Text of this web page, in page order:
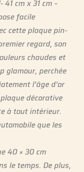
cm x 31 cm –
facile
cette plaque pin-
regard, son
chaudes et
glamour, perchée
l’âge d’or
décorative
à tout intérieur.
que les
40 × 30 cm
le temps. De plus,